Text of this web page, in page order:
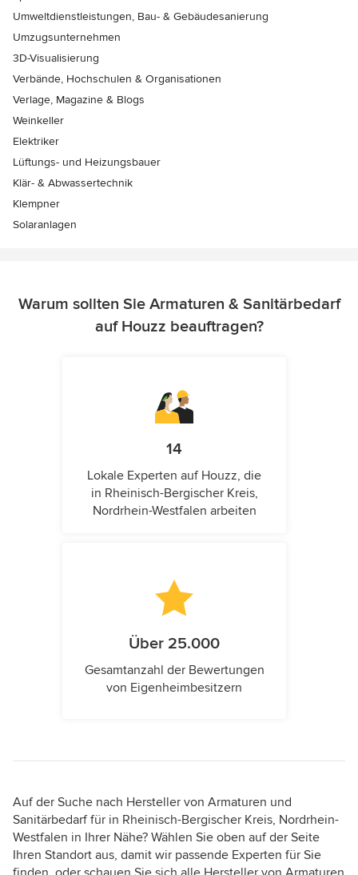
Umweltdienstleistungen, Bau- & Gebäudesanierung
Umzugsunternehmen
3D-Visualisierung
Verbände, Hochschulen & Organisationen
Verlage, Magazine & Blogs
Weinkeller
Elektriker
Lüftungs- und Heizungsbauer
Klär- & Abwassertechnik
Klempner
Solaranlagen
Warum sollten Sie Armaturen & Sanitärbedarf
auf Houzz beauftragen?
14
Lokale Experten auf Houzz, die
in Rheinisch-Bergischer Kreis,
Nordrhein-Westfalen arbeiten
Über 25.000
Gesamtanzahl der Bewertungen
von Eigenheimbesitzern
Auf der Suche nach Hersteller von Armaturen und
Sanitärbedarf für in Rheinisch-Bergischer Kreis, Nordrhein-
Westfalen in Ihrer Nähe? Wählen Sie oben auf der Seite
Ihren Standort aus, damit wir passende Experten für Sie